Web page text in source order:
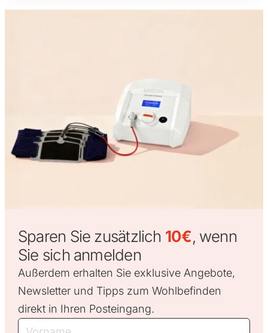
Sparen Sie zusätzlich 10€, wenn
Sie sich anmelden
Außerdem erhalten Sie exklusive Angebote,
Newsletter und Tipps zum Wohlbefinden
direkt in Ihren Posteingang.
Vorname